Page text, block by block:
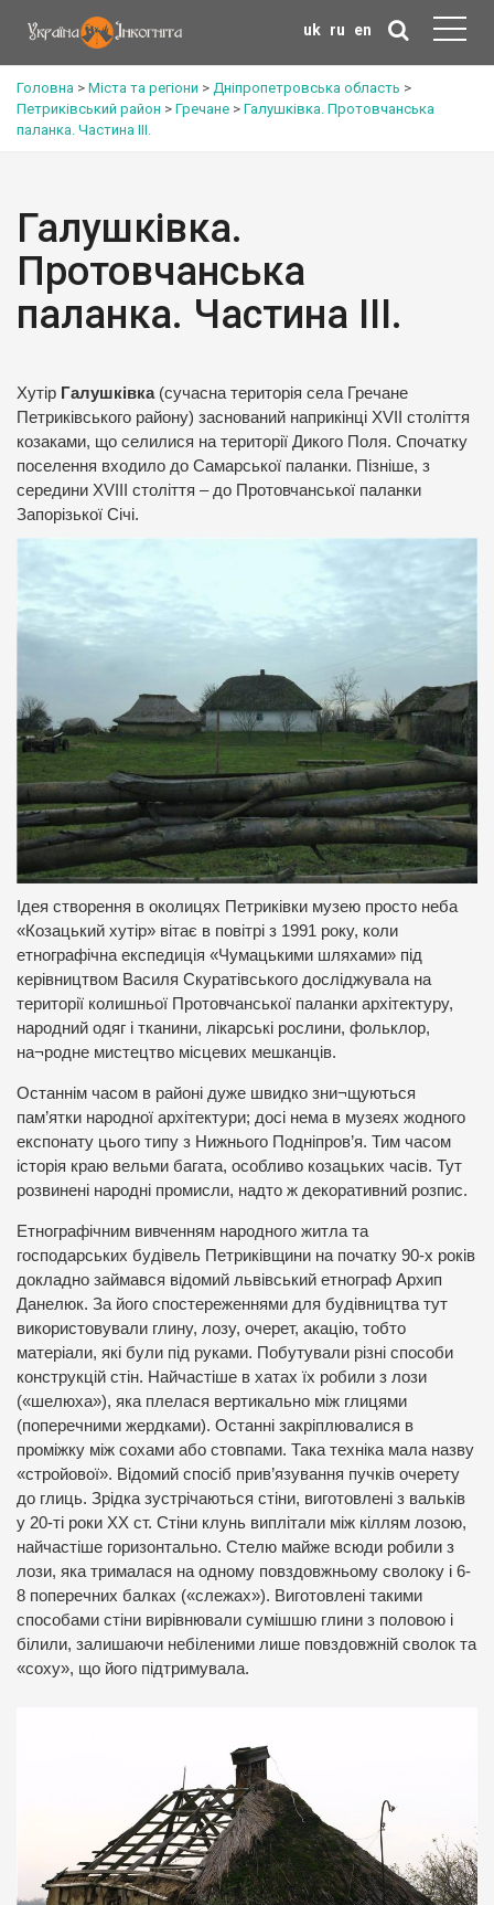
uk ru en
Головна > Міста та регіони > Дніпропетровська область >
Петриківський район > Гречане > Галушківка. Протовчанська
паланка. Частина ІІІ.
Галушківка.
Протовчанська
паланка. Частина ІІІ.
Хутір Галушківка (сучасна територія села Гречане
Петриківського району) заснований наприкінці XVII століття
козаками, що селилися на території Дикого Поля. Спочатку
поселення входило до Самарської паланки. Пізніше, з
середини XVIIІ століття – до Протовчанської паланки
Запорізької Січі.
Ідея створення в околицях Петриківки музею просто неба
«Козацький хутір» вітає в повітрі з 1991 року, коли
етнографічна експедиція «Чумацькими шляхами» під
керівництвом Василя Скуратівського досліджувала на
території колишньої Протовчанської паланки архітектуру,
народний одяг і тканини, лікарські рослини, фольклор,
на¬родне мистецтво місцевих мешканців.
Останнім часом в районі дуже швидко зни¬щуються
пам’ятки народної архітектури; досі нема в музеях жодного
експонату цього типу з Нижнього Подніпров’я. Тим часом
історія краю вельми багата, особливо козацьких часів. Тут
розвинені народні промисли, надто ж декоративний розпис.
Етнографічним вивченням народного житла та
господарських будівель Петриківщини на початку 90-х років
докладно займався відомий львівський етнограф Архип
Данелюк. За його спостереженнями для будівництва тут
використовували глину, лозу, очерет, акацію, тобто
матеріали, які були під руками. Побутували різні способи
конструкцій стін. Найчастіше в хатах їх робили з лози
(«шелюха»), яка плелася вертикально між глицями
(поперечними жердками). Останні закріплювалися в
проміжку між сохами або стовпами. Така техніка мала назву
«стройової». Відомий спосіб прив’язування пучків очерету
до глиць. Зрідка зустрічаються стіни, виготовлені з вальків
у 20-ті роки XX ст. Стіни клунь виплітали між кіллям лозою,
найчастіше горизонтально. Стелю майже всюди робили з
лози, яка трималася на одному повздовжньому сволоку і 6-
8 поперечних балках («слежах»). Виготовлені такими
способами стіни вирівнювали сумішшю глини з половою і
білили, залишаючи небіленими лише повздовжній сволок та
«соху», що його підтримувала.